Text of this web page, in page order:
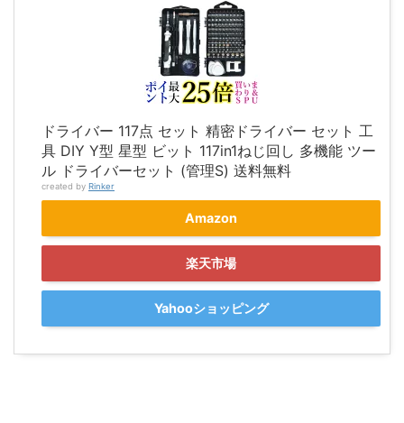
ドライバー 117点 セット 精密ドライバー セット 工
具 DIY Y型 星型 ビット 117in1ねじ回し 多機能 ツー
ル ドライバーセット (管理S) 送料無料
created by Rinker
Amazon
楽天市場
Yahooショッピング